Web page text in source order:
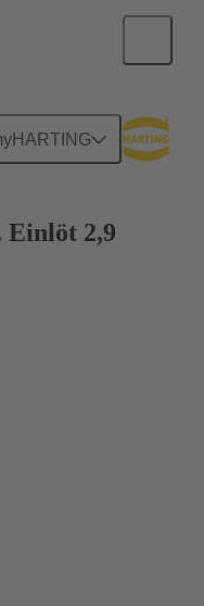
fille
Einlöt 2,9